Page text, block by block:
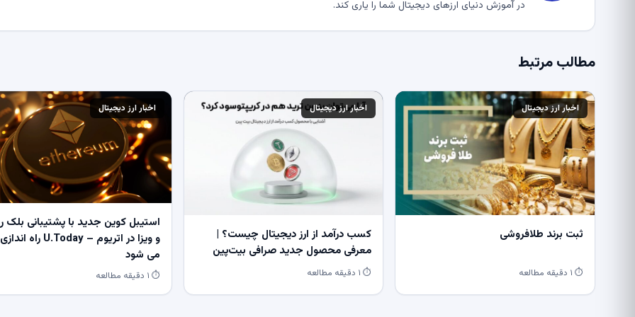
در آموزش دنیای ارزهای دیجیتال شما را یاری کند.
مطالب مرتبط
اخبار ارز دیجیتال
ثبت برند طلافروشی
⏱ ۱ دقیقه مطالعه
اخبار ارز دیجیتال
کسب درآمد از ارز دیجیتال چیست؟ |
معرفی محصول جدید صرافی بیت‌پین
⏱ ۱ دقیقه مطالعه
اخبار ارز دیجیتال
استیبل کوین جدید با پشتیبانی بلک
و ویزا در اتریوم – U.Today راه اندازی
می شود
⏱ ۱ دقیقه مطالعه